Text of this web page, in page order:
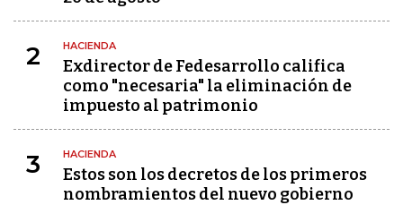
2 HACIENDA
Exdirector de Fedesarrollo califica
como "necesaria" la eliminación de
impuesto al patrimonio
3 HACIENDA
Estos son los decretos de los primeros
nombramientos del nuevo gobierno